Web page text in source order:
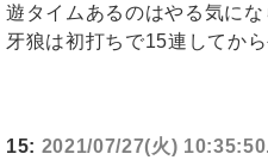
遊タイムあるのはやる気にな
牙狼は初打ちで15連してか
15: 2021/07/27(火)